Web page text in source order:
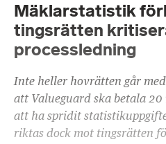
Mäklarstatistik
tingsrätten
processledning
Inte heller hovrätten går
att Valueguard ska betala
att ha spridit
riktas dock mot tingsrätten